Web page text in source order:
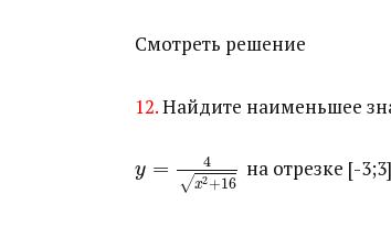
Смотреть решение
12.Найдите наименьшее
y = 4
x2+16
√
​ на отрезке [-3;3]